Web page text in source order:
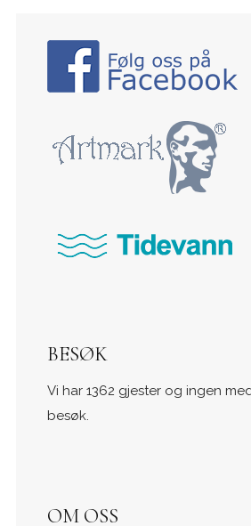
BESØK
Vi har 1362 gjester og ingen
besøk.
OM OSS